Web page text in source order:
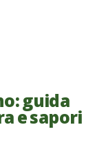
guida
e sapori